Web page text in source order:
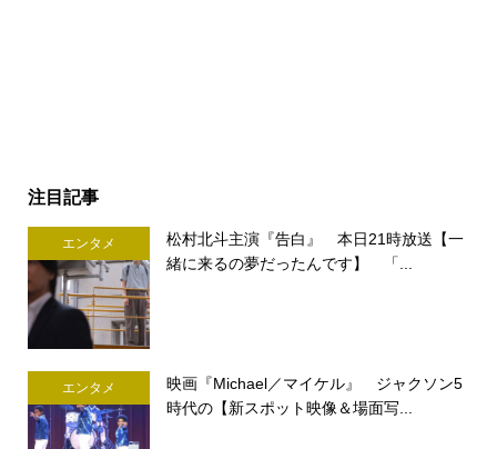
注目記事
エンタメ
松村北斗主演『告白』 本日21時放送【一
緒に来るの夢だったんです】 「...
エンタメ
映画『Michael／マイケル』 ジャクソン5
時代の【新スポット映像＆場面写...